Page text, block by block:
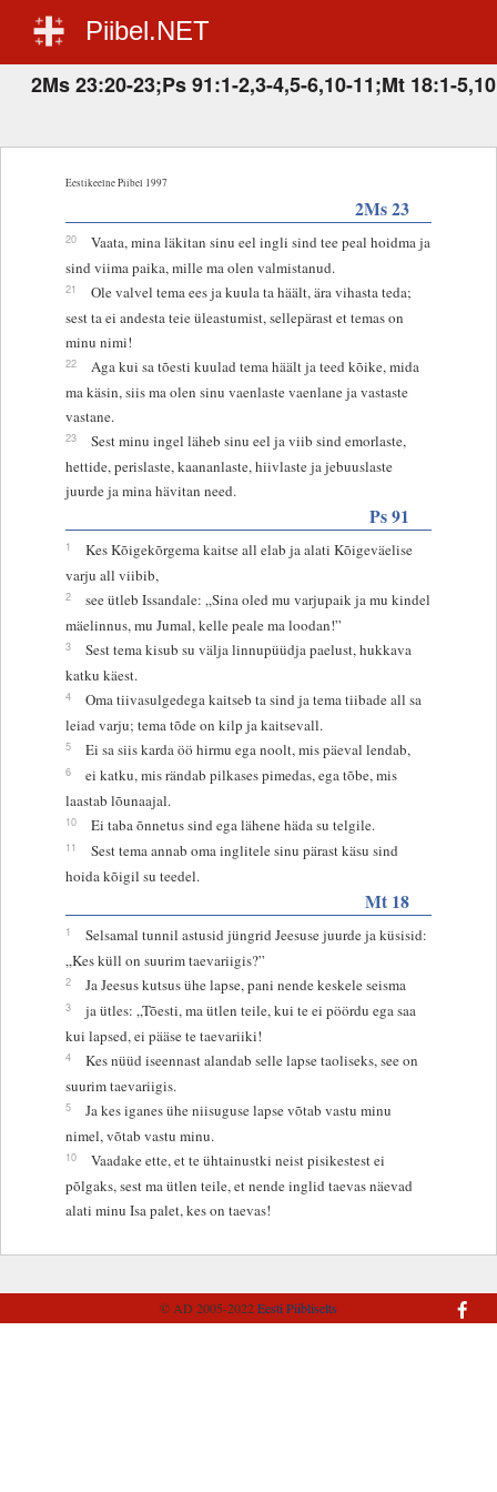
Piibel.NET
2Ms 23:20-23;Ps 91:1-2,3-4,5-6,10-11;Mt 18:1-5,10
Eestikeelne Piibel 1997
2Ms 23
20
Vaata, mina läkitan sinu eel ingli sind tee peal hoidma ja
sind viima paika, mille ma olen valmistanud.
21
Ole valvel tema ees ja kuula ta häält, ära vihasta teda;
sest ta ei andesta teie üleastumist, sellepärast et temas on
minu nimi!
22
Aga kui sa tõesti kuulad tema häält ja teed kõike, mida
ma käsin, siis ma olen sinu vaenlaste vaenlane ja vastaste
vastane.
23
Sest minu ingel läheb sinu eel ja viib sind emorlaste,
hettide, perislaste, kaananlaste, hiivlaste ja jebuuslaste
juurde ja mina hävitan need.
Ps 91
1
Kes Kõigekõrgema kaitse all elab ja alati Kõigeväelise
varju all viibib,
2
see ütleb Issandale: „Sina oled mu varjupaik ja mu kindel
mäelinnus, mu Jumal, kelle peale ma loodan!”
3
Sest tema kisub su välja linnupüüdja paelust, hukkava
katku käest.
4
Oma tiivasulgedega kaitseb ta sind ja tema tiibade all sa
leiad varju; tema tõde on kilp ja kaitsevall.
5 Ei sa siis karda öö hirmu ega noolt, mis päeval lendab,
6
ei katku, mis rändab pilkases pimedas, ega tõbe, mis
laastab lõunaajal.
10 Ei taba õnnetus sind ega lähene häda su telgile.
11
Sest tema annab oma inglitele sinu pärast käsu sind
hoida kõigil su teedel.
Mt 18
1
Selsamal tunnil astusid jüngrid Jeesuse juurde ja küsisid:
„Kes küll on suurim taevariigis?”
2 Ja Jeesus kutsus ühe lapse, pani nende keskele seisma
3
ja ütles: „Tõesti, ma ütlen teile, kui te ei pöördu ega saa
kui lapsed, ei pääse te taevariiki!
4
Kes nüüd iseennast alandab selle lapse taoliseks, see on
suurim taevariigis.
5
Ja kes iganes ühe niisuguse lapse võtab vastu minu
nimel, võtab vastu minu.
10
Vaadake ette, et te ühtainustki neist pisikestest ei
põlgaks, sest ma ütlen teile, et nende inglid taevas näevad
alati minu Isa palet, kes on taevas!
© AD 2005-2022Eesti Piibliselts